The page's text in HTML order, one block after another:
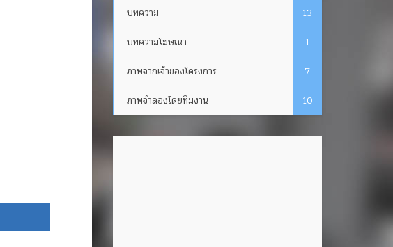
บทความ
13
บทความโฆษณา
1
ภาพจากเจ้าของโครงการ
7
ภาพจำลองโดยทีมงาน
10